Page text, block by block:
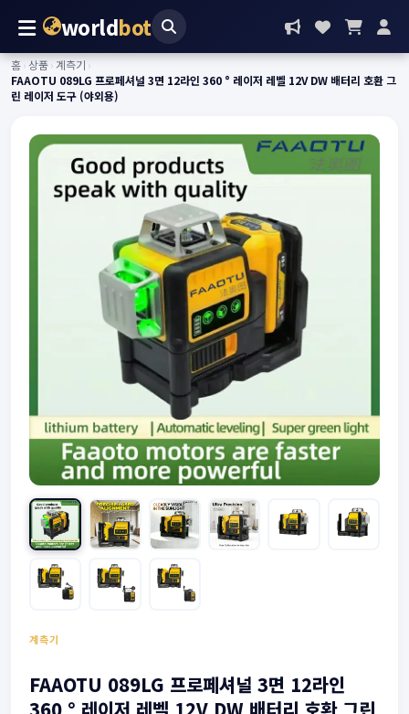
worldbot
홈›상품› 계측기 ›
FAAOTU 089LG 프로페셔널 3면 12라인 360 ° 레이저 레벨 12V DW 배터리 호환 그
린 레이저 도구 (야외용)
계측기
FAAOTU 089LG 프로페셔널 3면 12라인
360 ° 레이저 레벨 12V DW 배터리 호환 그린